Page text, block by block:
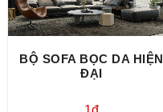
BỘ SOFA BỌC DA HIỆN
ĐẠI